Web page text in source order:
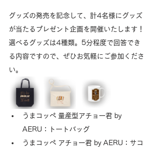
グッズの発売を記念して、計4名様にグッズ
が当たるプレゼント企画を開催いたします！
選べるグッズは4種類。5分程度で回答でき
る内容ですので、ぜひお気軽にご参加くださ
い。
うまコッペ 量産型アチョー君 by
AERU：トートバッグ
うまコッペ アチョー君 by AERU：サコ